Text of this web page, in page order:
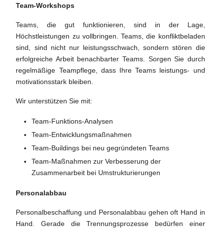
Team-Workshops
Teams, die gut funktionieren, sind in der Lage,
Höchstleistungen zu vollbringen. Teams, die konfliktbeladen
sind, sind nicht nur leistungsschwach, sondern stören die
erfolgreiche Arbeit benachbarter Teams. Sorgen Sie durch
regelmäßige Teampflege, dass Ihre Teams leistungs- und
motivationsstark bleiben.
Wir unterstützen Sie mit:
Team-Funktions-Analysen
Team-Entwicklungsmaßnahmen
Team-Buildings bei neu gegründeten Teams
Team-Maßnahmen zur Verbesserung der
Zusammenarbeit bei Umstrukturierungen
Personalabbau
Personalbeschaffung und Personalabbau gehen oft Hand in
Hand. Gerade die Trennungsprozesse bedürfen einer